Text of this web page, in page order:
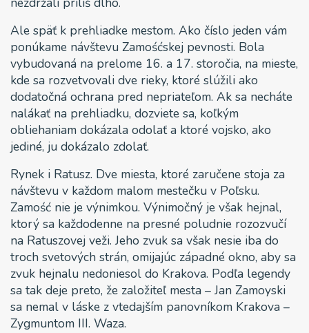
Ale späť k prehliadke mestom. Ako číslo jeden vám
ponúkame návštevu Zamośćskej pevnosti. Bola
vybudovaná na prelome 16. a 17. storočia, na mieste,
kde sa rozvetvovali dve rieky, ktoré slúžili ako
dodatočná ochrana pred nepriateľom. Ak sa necháte
nalákať na prehliadku, dozviete sa, koľkým
obliehaniam dokázala odolať a ktoré vojsko, ako
jediné, ju dokázalo zdolať.
Rynek i Ratusz. Dve miesta, ktoré zaručene stoja za
návštevu v každom malom mestečku v Poľsku.
Zamość nie je výnimkou. Výnimočný je však hejnal,
ktorý sa každodenne na presné poludnie rozozvučí
na Ratuszovej veži. Jeho zvuk sa však nesie iba do
troch svetových strán, omijajúc západné okno, aby sa
zvuk hejnalu nedoniesol do Krakova. Podľa legendy
sa tak deje preto, že založiteľ mesta – Jan Zamoyski
sa nemal v láske z vtedajším panovníkom Krakova –
Zygmuntom III. Waza.